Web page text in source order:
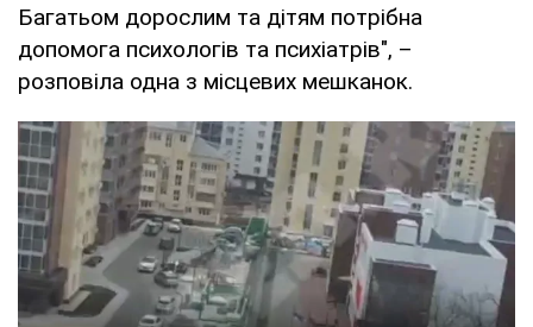
Багатьом дорослим та дітям потрібна
допомога психологів та психіатрів", –
розповіла одна з місцевих мешканок.